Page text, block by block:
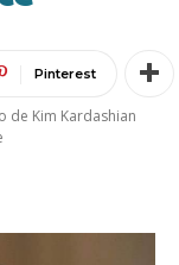
Pinterest
de Kim Kardashian